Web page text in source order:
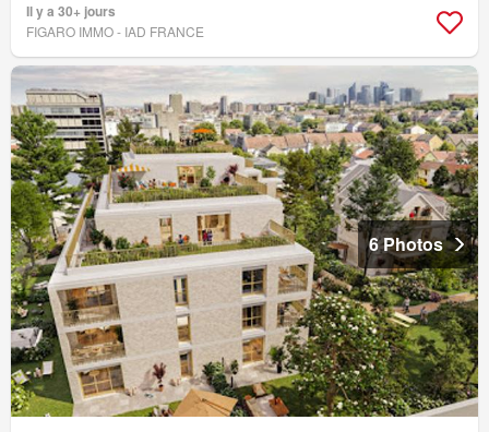
Il y a 30+ jours
FIGARO IMMO - IAD FRANCE
6 Photos